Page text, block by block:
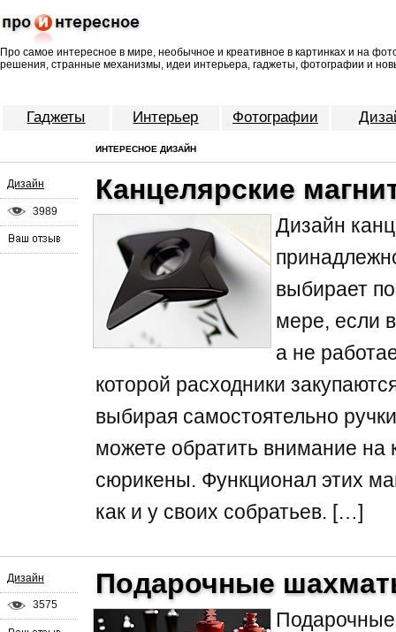
Про самое интересное в мире, необычное и креативное в картинках и на
решения, странные механизмы, идеи интерьера, гаджеты, фотографии и
Гаджеты Интерьер Фотографии
ИНТЕРЕСНОЕ ДИЗАЙН
Дизайн
3989
Канцелярские
Дизайн
выбирает
мере, если
а не
которой расходники
выбирая самостоятельно
можете обратить внимание на
сюрикены. Функционал этих
как и у своих собратьев. […]
Дизайн
3575
Подарочные